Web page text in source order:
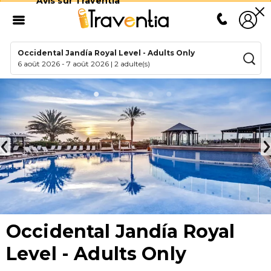
Occidental Jandía Royal Level - Adults Only
6 août 2026 -7 août 2026 |2 adulte(s)
Occidental Jandía Royal
Level - Adults Only